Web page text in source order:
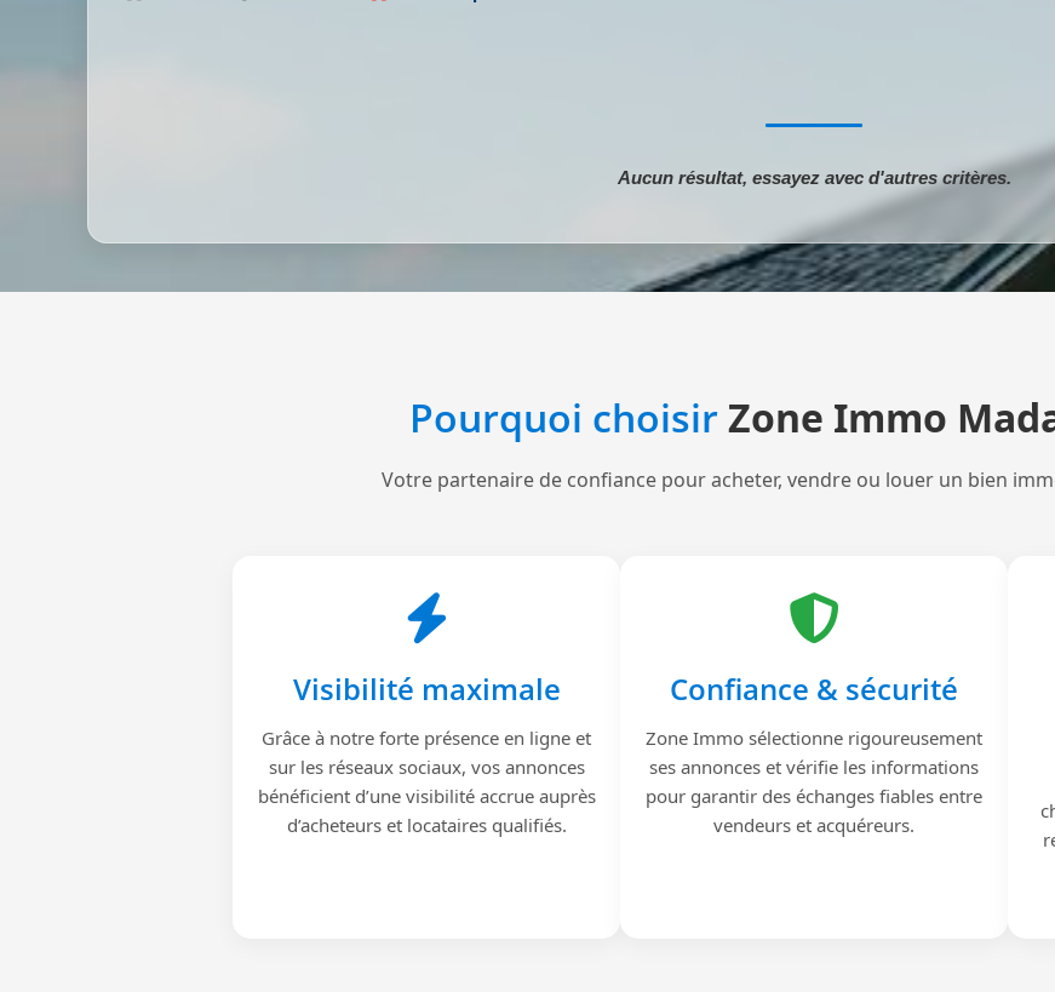
Aucun résultat, essayez avec d'autres critères.
Pourquoi choisirZone Immo
Votre partenaire de confiance pour acheter, vendre ou louer un bien
Visibilité maximale
Grâce à notre forte présence en ligne et
sur les réseaux sociaux, vos annonces
bénéficient d’une visibilité accrue auprès
d’acheteurs et locataires qualifiés.
Confiance & sécurité
Zone Immo sélectionne rigoureusement
ses annonces et vérifie les informations
pour garantir des échanges fiables entre
vendeurs et acquéreurs.